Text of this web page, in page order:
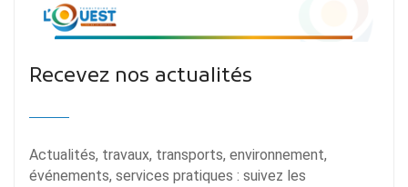
Recevez nos actualités
Actualités, travaux, transports, environnement,
événements, services pratiques : suivez les